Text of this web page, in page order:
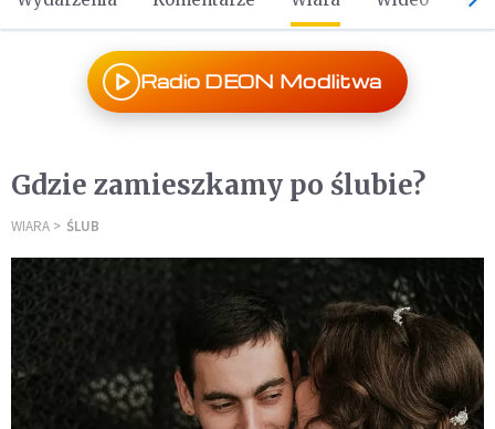
Radio DEON Modlitwa
Gdzie zamieszkamy po ślubie?
WIARA ŚLUB